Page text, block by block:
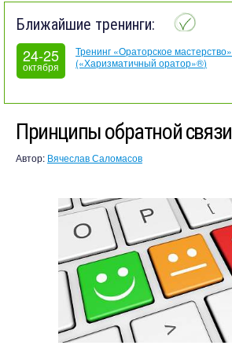
Ближайшие тренинги:
24-25
октября
Тренинг «Ораторское мастерство»
(«Харизматичный оратор»®)
Принципы обратной связи
Автор: Вячеслав Саломасов